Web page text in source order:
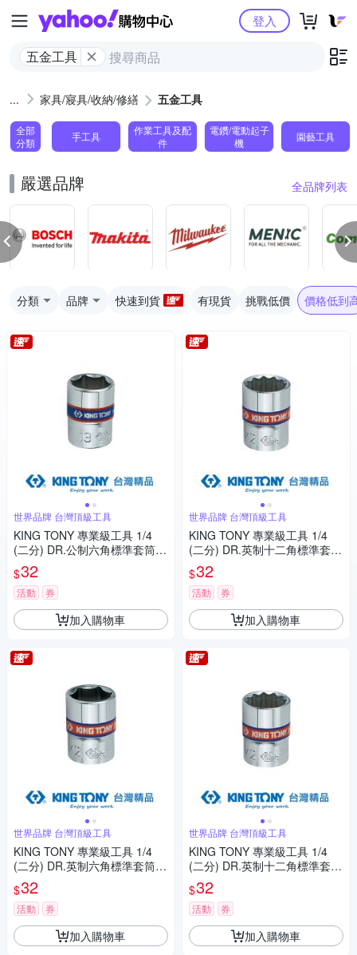
Yahoo購物中心
五金工具
登入
家具/寢具/收納/修繕 五金工具
全部
分類
手工具
作業工具及配
件
電鑽/電動起子
機
園藝工具
嚴選品牌 全品牌列表
分類 品牌 快速到貨 有現貨 挑戰低價 價格低到
世界品牌 台灣頂級工具
KING TONY 專業級工具 1/4
(二分) DR.公制六角標準套筒
(4/4.5/5/5.5/6/7/8mm) (2335
M)
$32
活動 券
加入購物車
世界品牌 台灣頂級工具
KING TONY 專業級工具 1/4
(二分) DR.英制六角標準套筒 7/
32inch (233507S)
$32
活動 券
加入購物車
世界品牌 台灣頂級工具
KING TONY 專業級工具 1/4
(二分) DR.英制十二角標準套筒
1/4inch (233008S)
$32
活動 券
加入購物車
世界品牌 台灣頂級工具
KING TONY 專業級工具 1/4
(二分) DR.英制十二角標準套筒
9/32inch (233009S)
$32
活動 券
加入購物車